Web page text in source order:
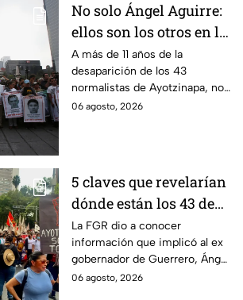
No solo Ángel Aguirre:
ellos son los otros en la
lupa por el caso
Ayotzinapa
A más de 11 años de la
desaparición de los 43
normalistas de Ayotzinapa, no
se ha conocido el paradero de
06 agosto, 2026
5 claves que revelarían
dónde están los 43 de
Ayotzinapa tras
captura de Ángel
Aguirre, ex gobernador
de Guerrero
La FGR dio a conocer
información que implicó al ex
gobernador de Guerrero, Ángel
Aguirre, quien fue detenido
06 agosto, 2026